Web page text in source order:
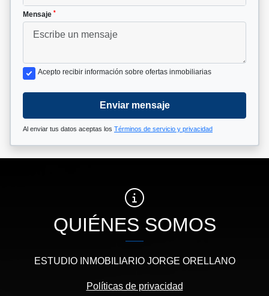
Mensaje *
Acepto recibir información sobre ofertas inmobiliarias
Enviar mensaje
Al enviar tus datos aceptas los Términos de servicio y privacidad
QUIÉNES SOMOS
ESTUDIO INMOBILIARIO JORGE ORELLANO
Políticas de privacidad